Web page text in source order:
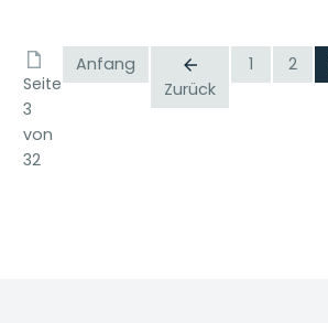
Seite
3
von
32
Anfang
Zurück
1 2